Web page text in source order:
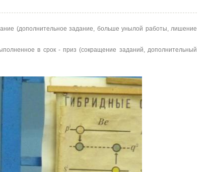
(дополнительное задание, больше унылой работы, лишение
в срок - приз (сокращение заданий, дополнительный